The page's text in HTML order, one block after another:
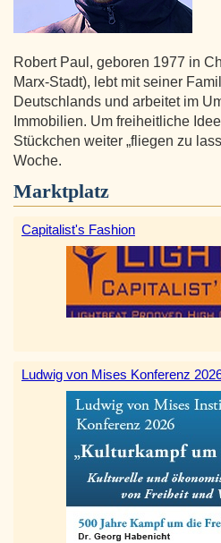
Robert Paul, geboren 1977 in
Marx-Stadt), lebt mit seiner
Deutschlands und arbeitet im
Immobilien. Um freiheitliche
Stückchen weiter „fliegen zu
Woche.
Marktplatz
Capitalist's Fashion
Ludwig von Mises Konferenz